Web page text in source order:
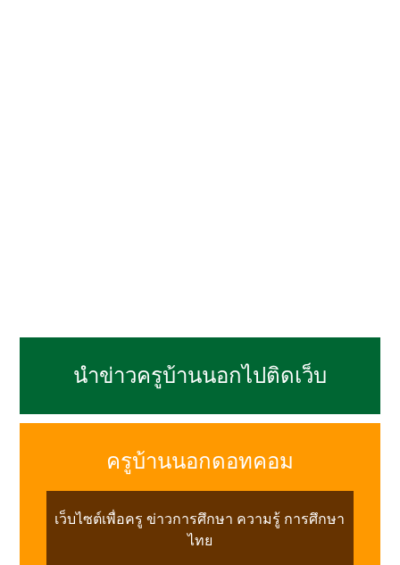
นำข่าวครูบ้านนอกไปติดเว็บ
ครูบ้านนอกดอทคอม
เว็บไซต์เพื่อครู ข่าวการศึกษา ความรู้ การศึกษา
ไทย